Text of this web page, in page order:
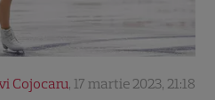
Cojocaru, 17 martie 2023, 21:18